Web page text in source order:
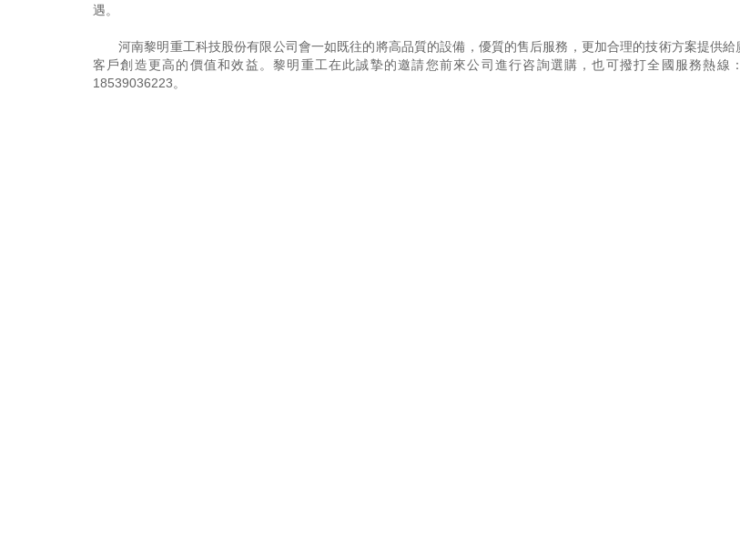
遇。
河南黎明重工科技股份有限公司會一如既往的將高品質的設備，優質的售后服務，更加合理的技術方案提供
客戶創造更高的價值和效益。黎明重工在此誠摯的邀請您前來公司進行咨詢選購，也可撥打全國服務熱線
18539036223。